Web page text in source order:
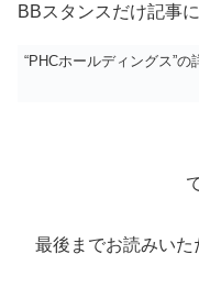
BBスタンスだけ記事
“PHCホールディングス”
最後までお読みいた